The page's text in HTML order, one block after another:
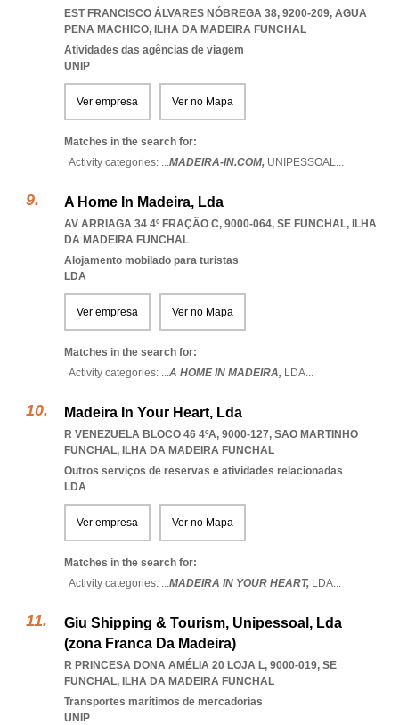
EST FRANCISCO ÁLVARES NÓBREGA 38, 9200-209, AGUA
PENA MACHICO, ILHA DA MADEIRA FUNCHAL
Atividades das agências de viagem
UNIP
Ver empresa Ver no Mapa
Matches in the search for:
Activity categories: ...MADEIRA-IN.COM, UNIPESSOAL...
A Home In Madeira, Lda
AV ARRIAGA 34 4º FRAÇÃO C, 9000-064, SE FUNCHAL, ILHA
DA MADEIRA FUNCHAL
Alojamento mobilado para turistas
LDA
Ver empresa Ver no Mapa
Matches in the search for:
Activity categories: ...A HOME IN MADEIRA, LDA...
Madeira In Your Heart, Lda
R VENEZUELA BLOCO 46 4ºA, 9000-127, SAO MARTINHO
FUNCHAL, ILHA DA MADEIRA FUNCHAL
Outros serviços de reservas e atividades relacionadas
LDA
Ver empresa Ver no Mapa
Matches in the search for:
Activity categories: ...MADEIRA IN YOUR HEART, LDA...
Giu Shipping & Tourism, Unipessoal, Lda
(zona Franca Da Madeira)
R PRINCESA DONA AMÉLIA 20 LOJA L, 9000-019, SE
FUNCHAL, ILHA DA MADEIRA FUNCHAL
Transportes marítimos de mercadorias
UNIP